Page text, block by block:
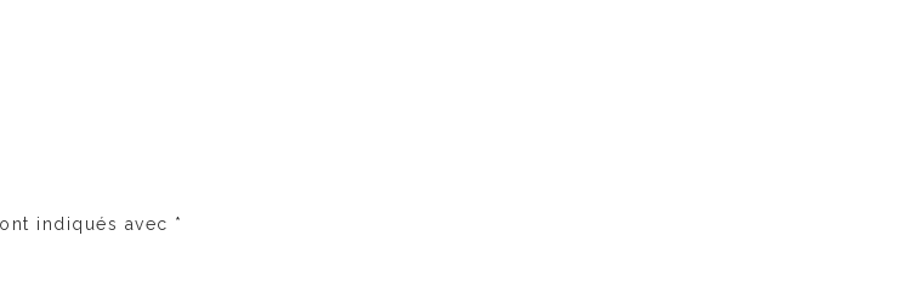
indiqués avec *